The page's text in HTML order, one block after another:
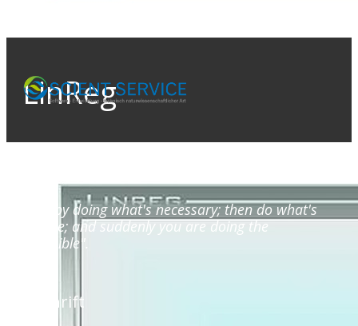
LinReg
"Start by doing what's necessary; then do what's
possible; and suddenly you are doing the
impossible".
Anschrift